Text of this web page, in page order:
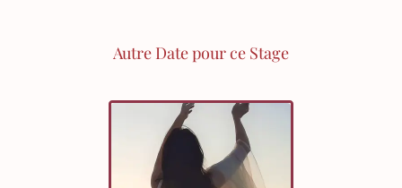
Autre Date pour ce Stage